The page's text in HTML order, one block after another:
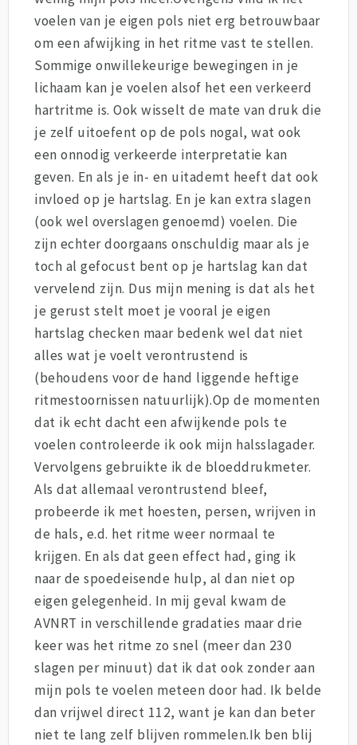
voelen van je eigen pols niet erg betrouwbaar
om een afwijking in het ritme vast te stellen.
Sommige onwillekeurige bewegingen in je
lichaam kan je voelen alsof het een verkeerd
hartritme is. Ook wisselt de mate van druk die
je zelf uitoefent op de pols nogal, wat ook
een onnodig verkeerde interpretatie kan
geven. En als je in- en uitademt heeft dat ook
invloed op je hartslag. En je kan extra slagen
(ook wel overslagen genoemd) voelen. Die
zijn echter doorgaans onschuldig maar als je
toch al gefocust bent op je hartslag kan dat
vervelend zijn. Dus mijn mening is dat als het
je gerust stelt moet je vooral je eigen
hartslag checken maar bedenk wel dat niet
alles wat je voelt verontrustend is
(behoudens voor de hand liggende heftige
ritmestoornissen natuurlijk).Op de momenten
dat ik echt dacht een afwijkende pols te
voelen controleerde ik ook mijn halsslagader.
Vervolgens gebruikte ik de bloeddrukmeter.
Als dat allemaal verontrustend bleef,
probeerde ik met hoesten, persen, wrijven in
de hals, e.d. het ritme weer normaal te
krijgen. En als dat geen effect had, ging ik
naar de spoedeisende hulp, al dan niet op
eigen gelegenheid. In mij geval kwam de
AVNRT in verschillende gradaties maar drie
keer was het ritme zo snel (meer dan 230
slagen per minuut) dat ik dat ook zonder aan
mijn pols te voelen meteen door had. Ik belde
dan vrijwel direct 112, want je kan dan beter
niet te lang zelf blijven rommelen.Ik ben blij